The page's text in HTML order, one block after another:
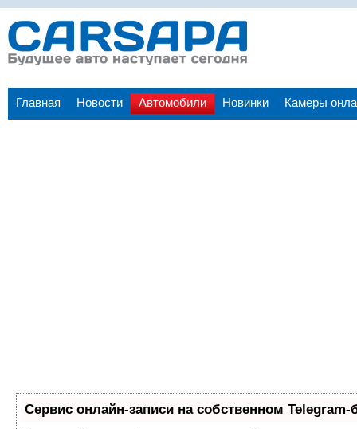
Главная Новости Автомобили Новинки Камеры
Сервис онлайн-записи на собственном Telegram-